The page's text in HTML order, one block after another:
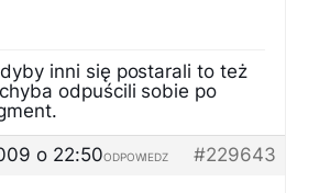
inni się postarali to też
odpuścili sobie po
o 22:50
#229643
ODPOWIEDZ